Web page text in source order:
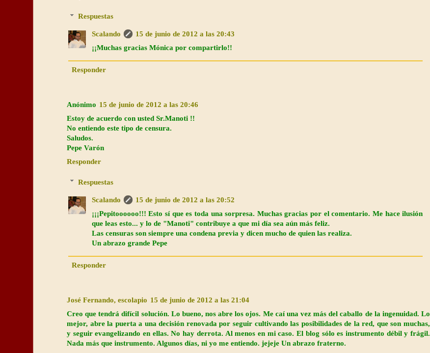
Respuestas
Scalando
15 de junio de 2012 a las 20:43
¡¡Muchas gracias Mónica por compartirlo!!
Responder
Anónimo 15 de junio de 2012 a las 20:46
Estoy de acuerdo con usted Sr.Manoti !!
No entiendo este tipo de censura.
Saludos.
Pepe Varón
Responder
Respuestas
Scalando
15 de junio de 2012 a las 20:52
¡¡¡Pepitoooooo!!! Esto sí que es toda una sorpresa. Muchas gracias por el comentario. Me hace ilusión
que leas esto... y lo de "Manoti" contribuye a que mi día sea aún más feliz.
Las censuras son siempre una condena previa y dicen mucho de quien las realiza.
Un abrazo grande Pepe
Responder
José Fernando, escolapio 15 de junio de 2012 a las 21:04
Creo que tendrá difícil solución. Lo bueno, nos abre los ojos. Me caí una vez más del caballo de la ingenuidad. Lo
mejor, abre la puerta a una decisión renovada por seguir cultivando las posibilidades de la red, que son muchas,
y seguir evangelizando en ellas. No hay derrota. Al menos en mi caso. El blog sólo es instrumento débil y frágil.
Nada más que instrumento. Algunos días, ni yo me entiendo. jejeje Un abrazo fraterno.